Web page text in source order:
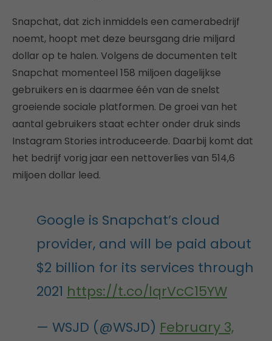
Snapchat, dat zich inmiddels een camerabedrijf
noemt, hoopt met deze beursgang drie miljard
dollar op te halen. Volgens de documenten telt
Snapchat momenteel 158 miljoen dagelijkse
gebruikers en is daarmee één van de snelst
groeiende sociale platformen. De groei van het
aantal gebruikers staat echter onder druk sinds
Instagram Stories introduceerde. Daarbij komt dat
het bedrijf vorig jaar een nettoverlies van 514,6
miljoen dollar leed.
Google is Snapchat’s cloud
provider, and will be paid about
$2 billion for its services through
2021 https://t.co/lqrVcC15YW
— WSJD (@WSJD) February 3,